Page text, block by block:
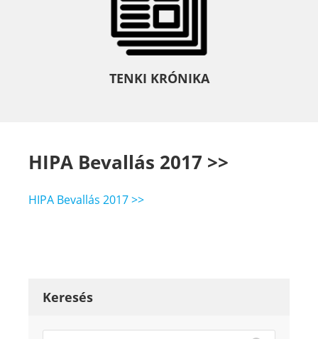
TENKI KRÓNIKA
HIPA Bevallás 2017 >>
HIPA Bevallás 2017 >>
Keresés